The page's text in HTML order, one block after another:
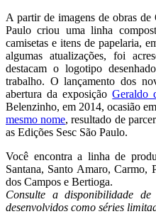
A partir de imagens de obras
Paulo criou uma linha
camisetas e itens de papelaria,
algumas atualizações, foi
destacam o logotipo
trabalho. O lançamento dos
abertura da exposiçãoGeraldo
Belenzinho, em 2014, ocasião
mesmo nome, resultado de
as Edições Sesc São Paulo.
Você encontra a linha de
Santana, Santo Amaro, Carmo,
dos Campos e Bertioga.
Consulte a disponibilidade
desenvolvidos como séries